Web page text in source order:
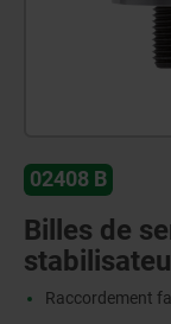
02408 B
Billes de
Raccordement